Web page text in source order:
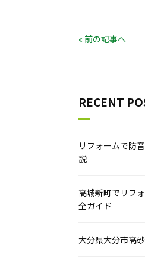
« 前の記事へ
RECENT
リフォームで防
説
高城新町でリフ
全ガイド
大分県大分市高